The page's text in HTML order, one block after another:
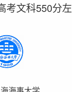
考文科550分